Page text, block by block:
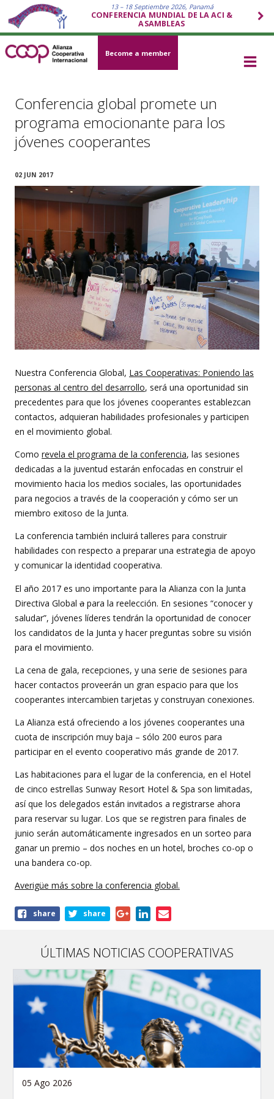
13 – 18 Septiembre 2026, Panamá
CONFERENCIA MUNDIAL DE LA ACI &
ASAMBLEAS
Become a member
Conferencia global promete un
programa emocionante para los
jóvenes cooperantes
02 JUN 2017
Nuestra Conferencia Global, Las Cooperativas: Poniendo las
personas al centro del desarrollo, será una oportunidad sin
precedentes para que los jóvenes cooperantes establezcan
contactos, adquieran habilidades profesionales y participen
en el movimiento global.
Como revela el programa de la conferencia, las sesiones
dedicadas a la juventud estarán enfocadas en construir el
movimiento hacia los medios sociales, las oportunidades
para negocios a través de la cooperación y cómo ser un
miembro exitoso de la Junta.
La conferencia también incluirá talleres para construir
habilidades con respecto a preparar una estrategia de apoyo
y comunicar la identidad cooperativa.
El año 2017 es uno importante para la Alianza con la Junta
Directiva Global a para la reelección. En sesiones “conocer y
saludar”, jóvenes líderes tendrán la oportunidad de conocer
los candidatos de la Junta y hacer preguntas sobre su visión
para el movimiento.
La cena de gala, recepciones, y una serie de sesiones para
hacer contactos proveerán un gran espacio para que los
cooperantes intercambien tarjetas y construyan conexiones.
La Alianza está ofreciendo a los jóvenes cooperantes una
cuota de inscripción muy baja – sólo 200 euros para
participar en el evento cooperativo más grande de 2017.
Las habitaciones para el lugar de la conferencia, en el Hotel
de cinco estrellas Sunway Resort Hotel & Spa son limitadas,
así que los delegados están invitados a registrarse ahora
para reservar su lugar. Los que se registren para finales de
junio serán automáticamente ingresados en un sorteo para
ganar un premio – dos noches en un hotel, broches co-op o
una bandera co-op.
Averigüe más sobre la conferencia global.
Shareshare share
ÚLTIMAS NOTICIAS COOPERATIVAS
05 Ago 2026